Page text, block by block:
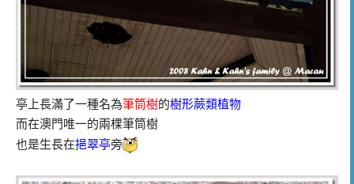
亭上長滿了一種名為筆筒樹的樹形蕨類植物
而在澳門唯一的兩棵筆筒樹
也是生長在挹翠亭旁